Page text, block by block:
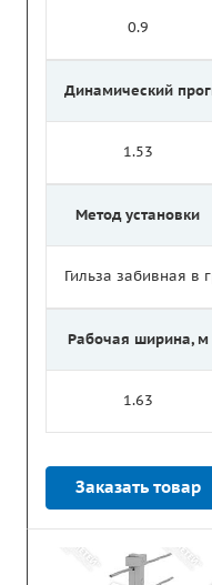
0.9
Динамический
1.53
Метод установки
Гильза забивная в
Рабочая ширина, м
1.63
Заказать товар